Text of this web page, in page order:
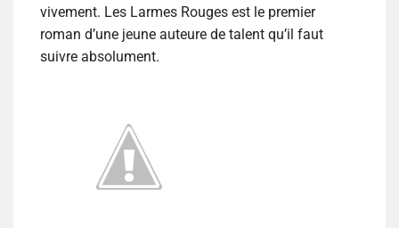
vivement. Les Larmes Rouges est le premier
roman d’une jeune auteure de talent qu’il faut
suivre absolument.